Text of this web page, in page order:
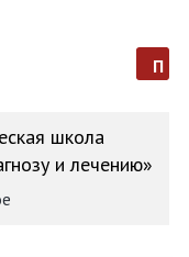
п
школа
и лечению»